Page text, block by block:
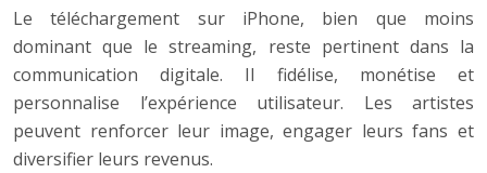
Le téléchargement sur iPhone, bien que moins
dominant que le streaming, reste pertinent dans la
communication digitale. Il fidélise, monétise et
personnalise l’expérience utilisateur. Les artistes
peuvent renforcer leur image, engager leurs fans et
diversifier leurs revenus.